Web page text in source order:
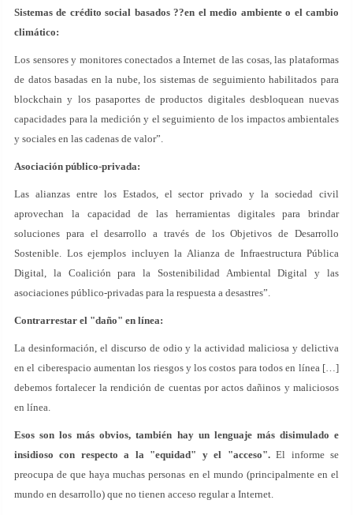
Sistemas de crédito social basados ??en el medio ambiente o el cambio
climático:
Los sensores y monitores conectados a Internet de las cosas, las plataformas
de datos basadas en la nube, los sistemas de seguimiento habilitados para
blockchain y los pasaportes de productos digitales desbloquean nuevas
capacidades para la medición y el seguimiento de los impactos ambientales
y sociales en las cadenas de valor”.
Asociación público-privada:
Las alianzas entre los Estados, el sector privado y la sociedad civil
aprovechan la capacidad de las herramientas digitales para brindar
soluciones para el desarrollo a través de los Objetivos de Desarrollo
Sostenible. Los ejemplos incluyen la Alianza de Infraestructura Pública
Digital, la Coalición para la Sostenibilidad Ambiental Digital y las
asociaciones público-privadas para la respuesta a desastres”.
Contrarrestar el "daño" en línea:
La desinformación, el discurso de odio y la actividad maliciosa y delictiva
en el ciberespacio aumentan los riesgos y los costos para todos en línea […]
debemos fortalecer la rendición de cuentas por actos dañinos y maliciosos
en línea.
Esos son los más obvios, también hay un lenguaje más disimulado e
insidioso con respecto a la "equidad" y el "acceso".El informe se
preocupa de que haya muchas personas en el mundo (principalmente en el
mundo en desarrollo) que no tienen acceso regular a Internet.